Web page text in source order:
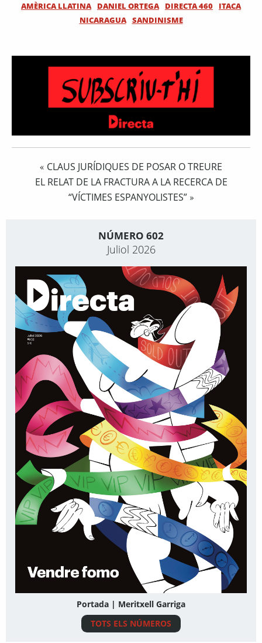
AMÈRICA LLATINA DANIEL ORTEGA DIRECTA 460
ITACA
NICARAGUA SANDINISME
« CLAUS JURÍDIQUES DE POSAR O TREURE
EL RELAT DE LA FRACTURA A LA RECERCA DE
“VÍCTIMES ESPANYOLISTES” »
NÚMERO 602
Juliol 2026
Portada | Meritxell Garriga
TOTS ELS NÚMEROS